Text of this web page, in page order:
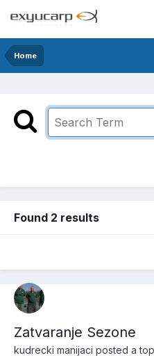
Home
Found 2 results
Zatvaranje Sezone
kudrecki manijaci posted a